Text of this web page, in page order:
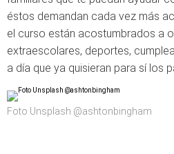
éstos demandan cada vez más
el curso están acostumbrados a
extraescolares, deportes,
a día que ya quisieran para sí los
Foto Unsplash @ashtonbingham